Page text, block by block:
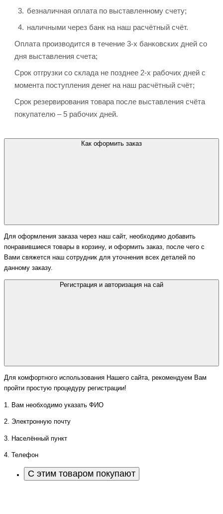
безналичная оплата по выставленному счету;
наличными через банк на наш расчётный счёт.
Оплата производится в течение 3-х банковских дней со
дня выставления счета;
Срок отгрузки со склада не позднее 2-х рабочих дней с
момента поступления денег на наш расчётный счёт;
Срок резервирования товара после выставления счёта
покупателю – 5 рабочих дней.
Как оформить заказ
Для оформления заказа через наш сайт, необходимо добавить
понравившиеся товары в корзину, и оформить заказ, после чего с
Вами свяжется наш сотрудник для уточнения всех деталей по
данному заказу.
Регистрация и авторизация на сай
Для комфортного использования Нашего сайта, рекомендуем Вам
пройти простую процедуру регистрации!
1. Вам необходимо указать ФИО
2. Электронную почту
3. Населённый пункт
4. Телефон
С этим товаром покупают